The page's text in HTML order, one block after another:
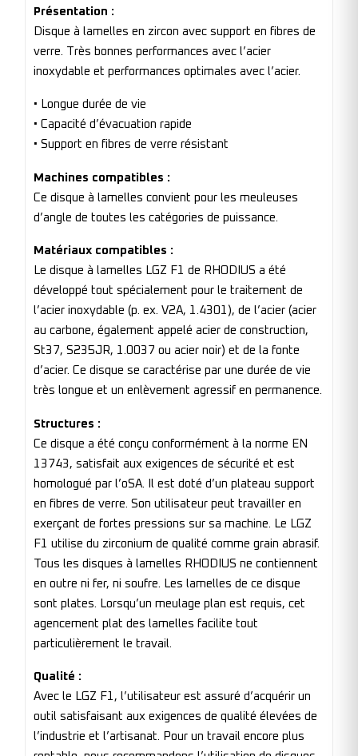
Présentation :
Disque à lamelles en zircon avec support en fibres de
verre. Très bonnes performances avec l’acier
inoxydable et performances optimales avec l’acier.
• Longue durée de vie
• Capacité d’évacuation rapide
• Support en fibres de verre résistant
Machines compatibles :
Ce disque à lamelles convient pour les meuleuses
d’angle de toutes les catégories de puissance.
Matériaux compatibles :
Le disque à lamelles LGZ F1 de RHODIUS a été
développé tout spécialement pour le traitement de
l’acier inoxydable (p. ex. V2A, 1.4301), de l’acier (acier
au carbone, également appelé acier de construction,
St37, S235JR, 1.0037 ou acier noir) et de la fonte
d’acier. Ce disque se caractérise par une durée de vie
très longue et un enlèvement agressif en permanence.
Structures :
Ce disque a été conçu conformément à la norme EN
13743, satisfait aux exigences de sécurité et est
homologué par l’oSA. Il est doté d’un plateau support
en fibres de verre. Son utilisateur peut travailler en
exerçant de fortes pressions sur sa machine. Le LGZ
F1 utilise du zirconium de qualité comme grain abrasif.
Tous les disques à lamelles RHODIUS ne contiennent
en outre ni fer, ni soufre. Les lamelles de ce disque
sont plates. Lorsqu’un meulage plan est requis, cet
agencement plat des lamelles facilite tout
particulièrement le travail.
Qualité :
Avec le LGZ F1, l’utilisateur est assuré d’acquérir un
outil satisfaisant aux exigences de qualité élevées de
l’industrie et l’artisanat. Pour un travail encore plus